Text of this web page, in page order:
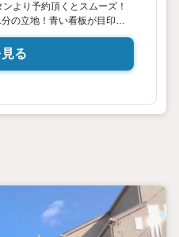
ンより予約頂くとスムーズ！
の立地！青い看板が目印で
が揃ったキッズコーナーな
ごし頂けます。
、家族との時間も増えて幸せ
すが住まい選びはフィーリン
囲気を感じてみましょう。住
客様のこだわりを聞かせてく
る